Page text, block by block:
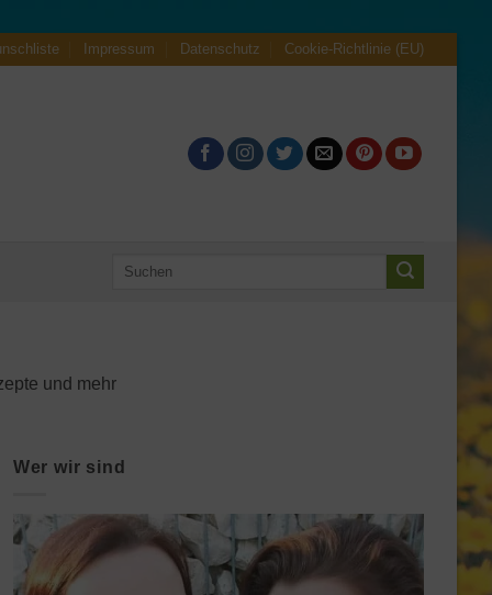
Impressum Datenschutz Cookie-Richtlinie (EU)
Suche
und mehr
Wer wir sind